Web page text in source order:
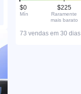
$0
Mín
$225
Raramente
mais barato
73 vendas em 30 dias